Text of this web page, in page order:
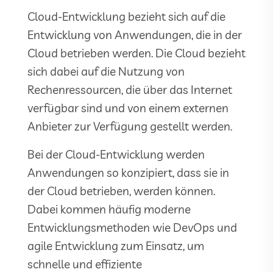
Cloud-Entwicklung bezieht sich auf die
Entwicklung von Anwendungen, die in der
Cloud betrieben werden. Die Cloud bezieht
sich dabei auf die Nutzung von
Rechenressourcen, die über das Internet
verfügbar sind und von einem externen
Anbieter zur Verfügung gestellt werden.
Bei der Cloud-Entwicklung werden
Anwendungen so konzipiert, dass sie in
der Cloud betrieben, werden können.
Dabei kommen häufig moderne
Entwicklungsmethoden wie DevOps und
agile Entwicklung zum Einsatz, um
schnelle und effiziente